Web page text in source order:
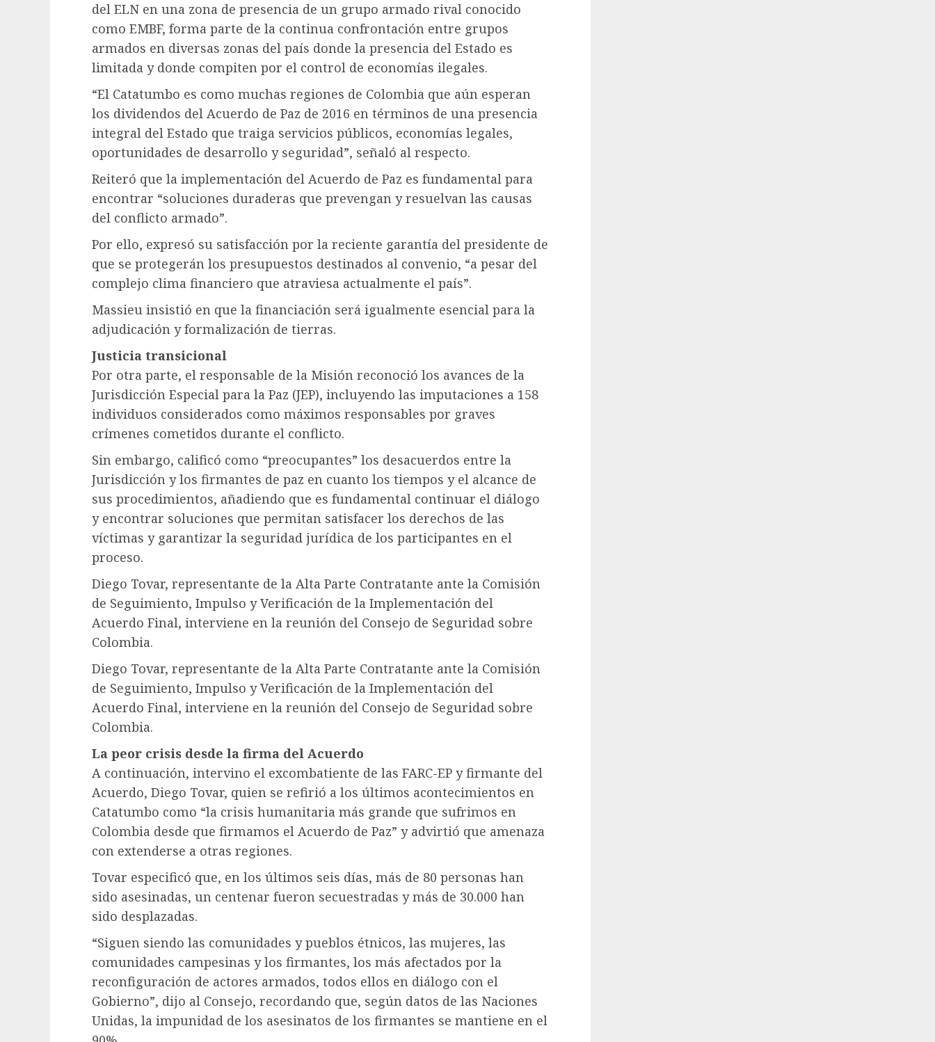
del ELN en una zona de presencia de un grupo armado rival conocido
como EMBF, forma parte de la continua confrontación entre grupos
armados en diversas zonas del país donde la presencia del Estado es
limitada y donde compiten por el control de economías ilegales.
“El Catatumbo es como muchas regiones de Colombia que aún esperan
los dividendos del Acuerdo de Paz de 2016 en términos de una presencia
integral del Estado que traiga servicios públicos, economías legales,
oportunidades de desarrollo y seguridad”, señaló al respecto.
Reiteró que la implementación del Acuerdo de Paz es fundamental para
encontrar “soluciones duraderas que prevengan y resuelvan las causas
del conflicto armado”.
Por ello, expresó su satisfacción por la reciente garantía del presidente de
que se protegerán los presupuestos destinados al convenio, “a pesar del
complejo clima financiero que atraviesa actualmente el país”.
Massieu insistió en que la financiación será igualmente esencial para la
adjudicación y formalización de tierras.
Justicia transicional
Por otra parte, el responsable de la Misión reconoció los avances de la
Jurisdicción Especial para la Paz (JEP), incluyendo las imputaciones a 158
individuos considerados como máximos responsables por graves
crímenes cometidos durante el conflicto.
Sin embargo, calificó como “preocupantes” los desacuerdos entre la
Jurisdicción y los firmantes de paz en cuanto los tiempos y el alcance de
sus procedimientos, añadiendo que es fundamental continuar el diálogo
y encontrar soluciones que permitan satisfacer los derechos de las
víctimas y garantizar la seguridad jurídica de los participantes en el
proceso.
Diego Tovar, representante de la Alta Parte Contratante ante la Comisión
de Seguimiento, Impulso y Verificación de la Implementación del
Acuerdo Final, interviene en la reunión del Consejo de Seguridad sobre
Colombia.
Diego Tovar, representante de la Alta Parte Contratante ante la Comisión
de Seguimiento, Impulso y Verificación de la Implementación del
Acuerdo Final, interviene en la reunión del Consejo de Seguridad sobre
Colombia.
La peor crisis desde la firma del Acuerdo
A continuación, intervino el excombatiente de las FARC-EP y firmante del
Acuerdo, Diego Tovar, quien se refirió a los últimos acontecimientos en
Catatumbo como “la crisis humanitaria más grande que sufrimos en
Colombia desde que firmamos el Acuerdo de Paz” y advirtió que amenaza
con extenderse a otras regiones.
Tovar especificó que, en los últimos seis días, más de 80 personas han
sido asesinadas, un centenar fueron secuestradas y más de 30.000 han
sido desplazadas.
“Siguen siendo las comunidades y pueblos étnicos, las mujeres, las
comunidades campesinas y los firmantes, los más afectados por la
reconfiguración de actores armados, todos ellos en diálogo con el
Gobierno”, dijo al Consejo, recordando que, según datos de las Naciones
Unidas, la impunidad de los asesinatos de los firmantes se mantiene en el